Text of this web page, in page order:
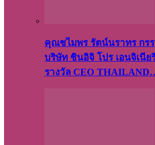
คุณชไมพร​ รัตน์​นรา​ทร​ กร
บริษัท​ ชินอิจิ​ โปร​ เอน​จิเนีย​
รางวัล CEO